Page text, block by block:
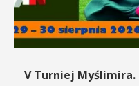
V Turniej